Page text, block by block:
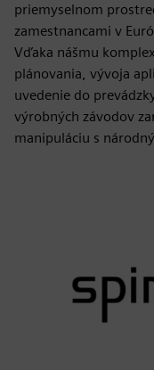
priemyselnom
zamestnancami v
Vďaka nášmu
plánovania, vývoja
uvedenie do
výrobných závodov
manipuláciu s